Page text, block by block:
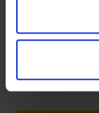
Dessa kan i sin
information som
samlat in när du